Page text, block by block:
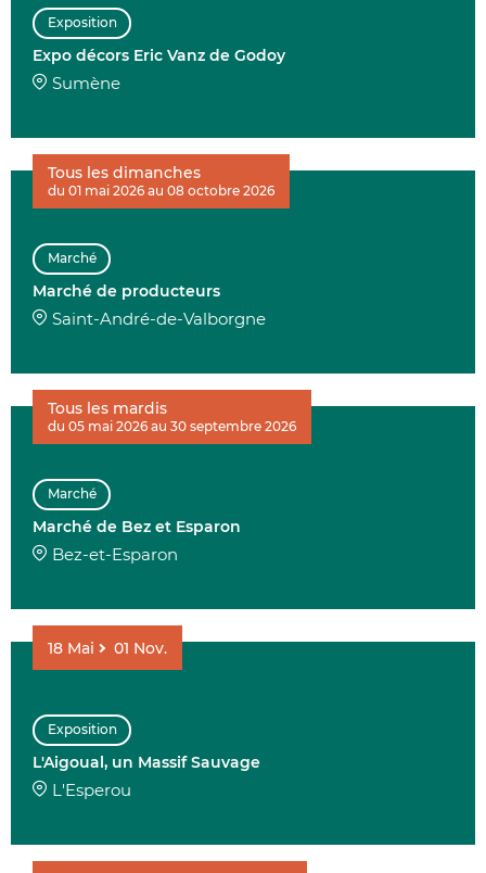
Exposition
Expo décors Eric Vanz de Godoy
Sumène
Marché
Marché de producteurs
Saint-André-de-Valborgne
Tous les dimanches
du 01 mai 2026 au 08 octobre 2026
Marché
Marché de Bez et Esparon
Bez-et-Esparon
Tous les mardis
du 05 mai 2026 au 30 septembre 2026
Exposition
L'Aigoual, un Massif Sauvage
L'Esperou
18 Mai 01 Nov.